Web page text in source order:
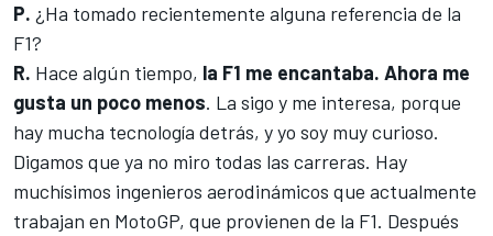
P. ¿Ha tomado recientemente alguna referencia de la
F1?
R. Hace algún tiempo, la F1 me encantaba. Ahora me
gusta un poco menos. La sigo y me interesa, porque
hay mucha tecnología detrás, y yo soy muy curioso.
Digamos que ya no miro todas las carreras. Hay
muchísimos ingenieros aerodinámicos que actualmente
trabajan en MotoGP, que provienen de la F1. Después